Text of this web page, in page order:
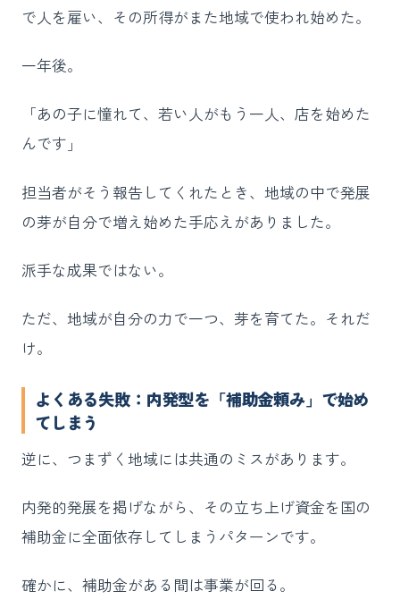
で人を雇い、その所得がまた地域で使われ始めた。
一年後。
「あの子に憧れて、若い人がもう一人、店を始めた
んです」
担当者がそう報告してくれたとき、地域の中で発展
の芽が自分で増え始めた手応えがありました。
派手な成果ではない。
ただ、地域が自分の力で一つ、芽を育てた。それだ
け。
よくある失敗：内発型を「補助金頼み」で始め
てしまう
逆に、つまずく地域には共通のミスがあります。
内発的発展を掲げながら、その立ち上げ資金を国の
補助金に全面依存してしまうパターンです。
確かに、補助金がある間は事業が回る。